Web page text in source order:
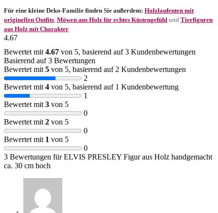
Für eine kleine Deko-Familie finden Sie außerdem: Holzlaufenten mit
originellen Outfits Möwen aus Holz für echtes Küstengefühl und Tierfiguren
aus Holz mit Charakter
4.67
Bewertet mit 4.67 von 5, basierend auf3 Kundenbewertungen
Basierend auf 3 Bewertungen
Bewertet mit 5 von 5, basierend auf 2 Kundenbewertungen
2
Bewertet mit 4 von 5, basierend auf 1 Kundenbewertung
1
Bewertet mit 3 von 5
0
Bewertet mit 2 von 5
0
Bewertet mit 1 von 5
0
3 Bewertungen fürELVIS PRESLEY Figur aus Holz handgemacht
ca. 30 cm hoch